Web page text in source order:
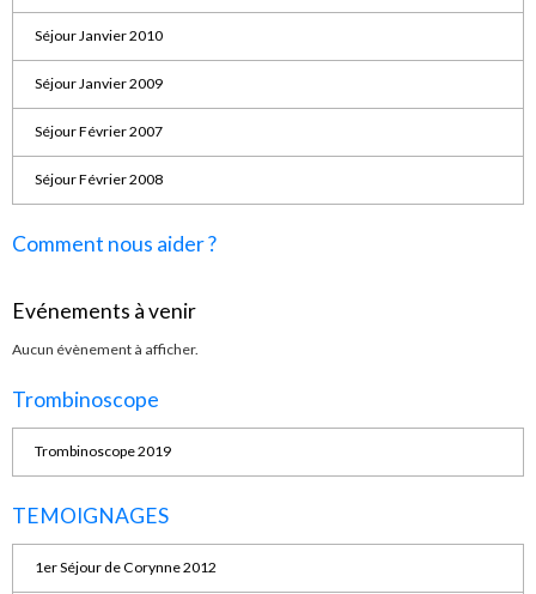
Séjour Janvier 2010
Séjour Janvier 2009
Séjour Février 2007
Séjour Février 2008
Comment nous aider ?
Evénements à venir
Aucun évènement à afficher.
Trombinoscope
Trombinoscope 2019
TEMOIGNAGES
1er Séjour de Corynne 2012